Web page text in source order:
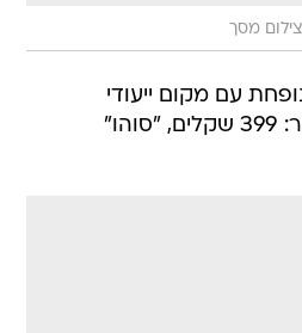
מסך
עם מקום ייעודי